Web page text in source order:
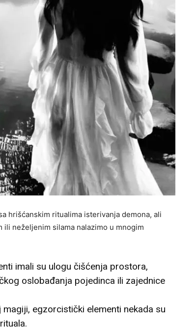
hrišćanskim ritualima isterivanja demona, ali
neželjenim silama nalazimo u mnogim
imali su ulogu čišćenja prostora,
oslobađanja pojedinca ili zajednice
egzorcistički elementi nekada su